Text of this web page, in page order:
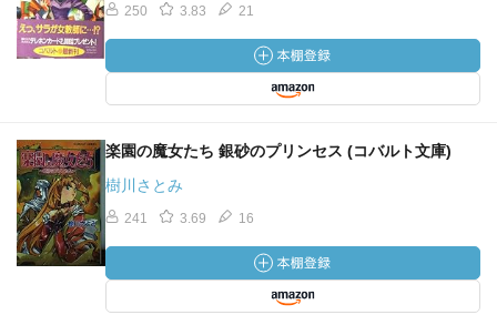
250 3.83 21
楽園の魔女たち 銀砂のプリンセス (コバルト文庫)
樹川さとみ
241 3.69 16